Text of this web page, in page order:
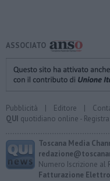
ASSOCIATO
Pubblicità | Editore |
QUI quotidiano online -
Toscana Media
Numero Iscrizione al
Fatturazione